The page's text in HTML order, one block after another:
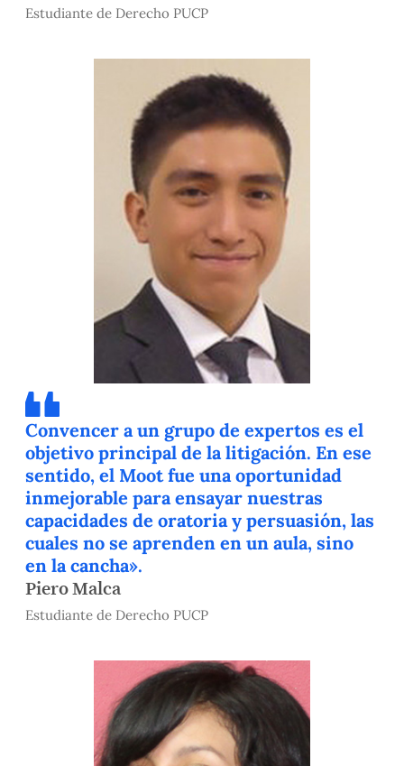
Estudiante de Derecho PUCP
Convencer a un grupo de expertos es el
objetivo principal de la litigación. En ese
sentido, el Moot fue una oportunidad
inmejorable para ensayar nuestras
capacidades de oratoria y persuasión, las
cuales no se aprenden en un aula, sino
en la cancha».
Piero Malca
Estudiante de Derecho PUCP